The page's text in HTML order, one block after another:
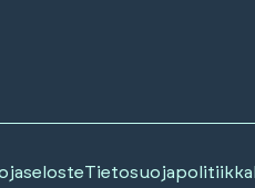
Tietosuojapolitiikka